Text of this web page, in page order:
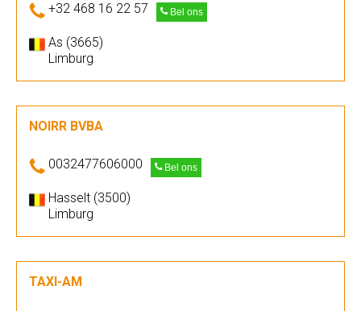
+32 468 16 22 57 Bel ons
As (3665)
Limburg
NOIRR BVBA
0032477606000 Bel ons
Hasselt (3500)
Limburg
TAXI-AM